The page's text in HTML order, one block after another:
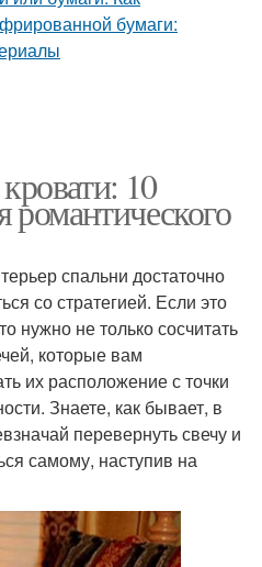
10
спальни достаточно
со стратегией. Если это
нужно не только сосчитать
которые вам
их расположение с точки
Знаете, как бывает, в
перевернуть свечу и
самому, наступив на